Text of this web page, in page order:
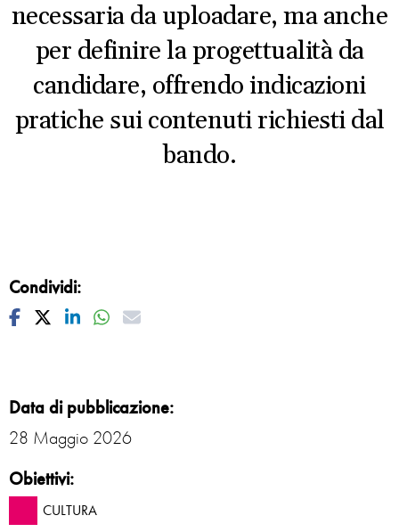
necessaria da uploadare, ma anche
per definire la progettualità da
candidare, offrendo indicazioni
pratiche sui contenuti richiesti dal
bando.
Condividi:
Facebook
TwitterLinkedinWhatsapp
Mail
Data di pubblicazione:
28 Maggio 2026
Obiettivi:
CULTURA